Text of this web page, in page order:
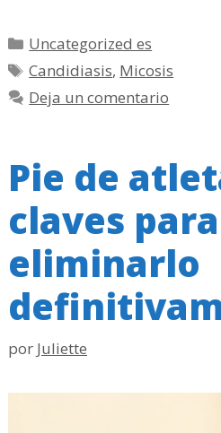
Categorías
Uncategorized es
Etiquetas
Candidiasis, Micosis
Deja un comentario
Pie de
claves para
eliminarlo
por Juliette